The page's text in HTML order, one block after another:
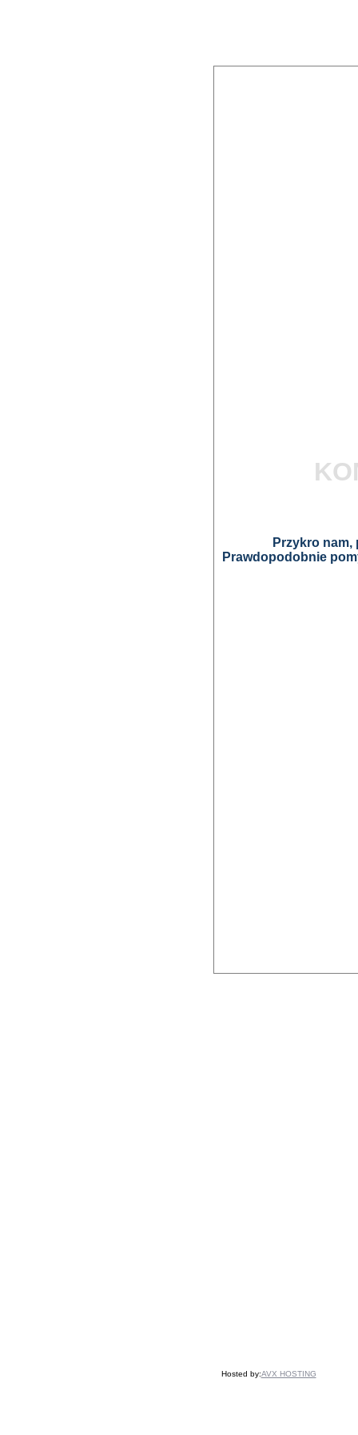
Przykro
Prawdopodobnie
Hosted by:AVX HOSTING